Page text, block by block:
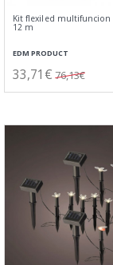
Kit flexiled
12 m
EDM PRODUCT
33,71€ 76,13€